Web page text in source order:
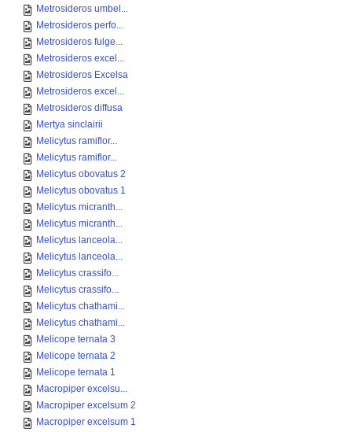
Metrosideros umbel...
Metrosideros perfo...
Metrosideros fulge...
Metrosideros excel...
Metrosideros Excelsa
Metrosideros excel...
Metrosideros diffusa
Mertya sinclairii
Melicytus ramiflor...
Melicytus ramiflor...
Melicytus obovatus 2
Melicytus obovatus 1
Melicytus micranth...
Melicytus micranth...
Melicytus lanceola...
Melicytus lanceola...
Melicytus crassifo...
Melicytus crassifo...
Melicytus chathami...
Melicytus chathami...
Melicope ternata 3
Melicope ternata 2
Melicope ternata 1
Macropiper excelsu...
Macropiper excelsum 2
Macropiper excelsum 1